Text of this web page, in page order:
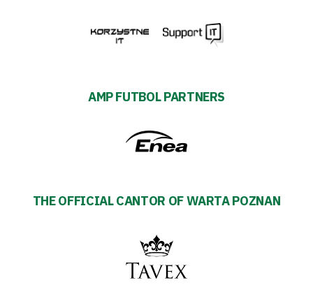
AMP FUTBOL PARTNERS
THE OFFICIAL CANTOR OF WARTA POZNAN